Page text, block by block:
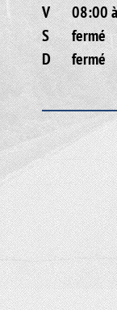
V
08:00
S
fermé
D
fermé